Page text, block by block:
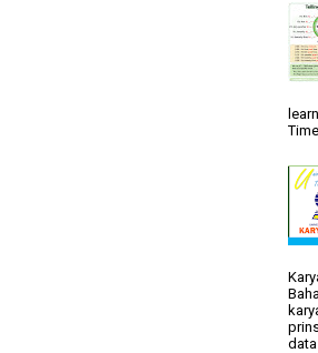
data